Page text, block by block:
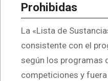
Prohibidas
La «Lista de
consistente con el
según los programas
competiciones y